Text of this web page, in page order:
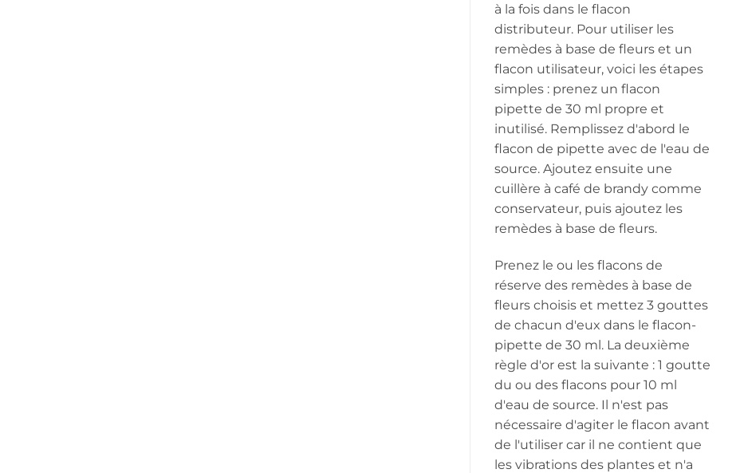
à la fois dans le flacon
distributeur. Pour utiliser les
remèdes à base de fleurs et un
flacon utilisateur, voici les étapes
simples : prenez un flacon
pipette de 30 ml propre et
inutilisé. Remplissez d'abord le
flacon de pipette avec de l'eau de
source. Ajoutez ensuite une
cuillère à café de brandy comme
conservateur, puis ajoutez les
remèdes à base de fleurs.
Prenez le ou les flacons de
réserve des remèdes à base de
fleurs choisis et mettez 3 gouttes
de chacun d'eux dans le flacon-
pipette de 30 ml. La deuxième
règle d'or est la suivante : 1 goutte
du ou des flacons pour 10 ml
d'eau de source. Il n'est pas
nécessaire d'agiter le flacon avant
de l'utiliser car il ne contient que
les vibrations des plantes et n'a